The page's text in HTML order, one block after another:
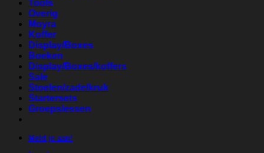
Tools
Overig
Moyra
Koffer
Display/Boxes
Boeken
Display/Boxes/koffers
Sale
Stoelen/zadelkruk
Startersets
Groepslessen
Meld je aan!